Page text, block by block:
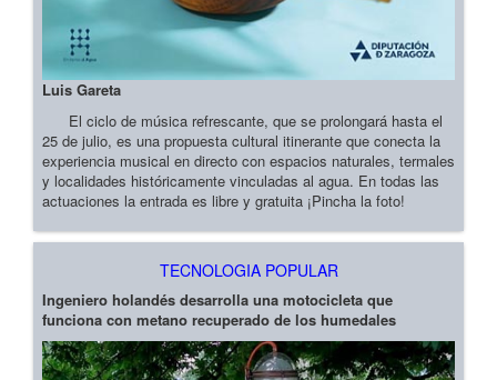
Luis Gareta
El ciclo de música refrescante, que se prolongará hasta el
25 de julio, es una propuesta cultural itinerante que conecta la
experiencia musical en directo con espacios naturales, termales
y localidades históricamente vinculadas al agua. En todas las
actuaciones la entrada es libre y gratuita ¡Pincha la foto!
TECNOLOGIA POPULAR
Ingeniero holandés desarrolla una motocicleta que
funciona con metano recuperado de los humedales